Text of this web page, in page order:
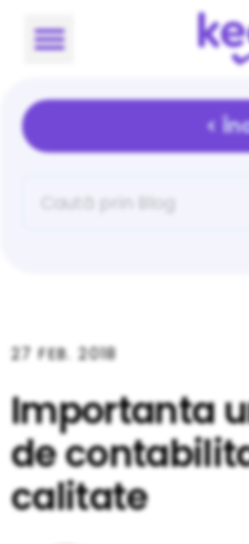
<
27 FEB. 2018
Importanta
de
calitate